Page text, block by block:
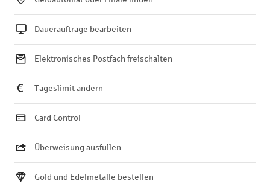
Daueraufträge bearbeiten
Elektronisches Postfach freischalten
Tageslimit ändern
Card Control
Überweisung ausfüllen
Gold und Edelmetalle bestellen